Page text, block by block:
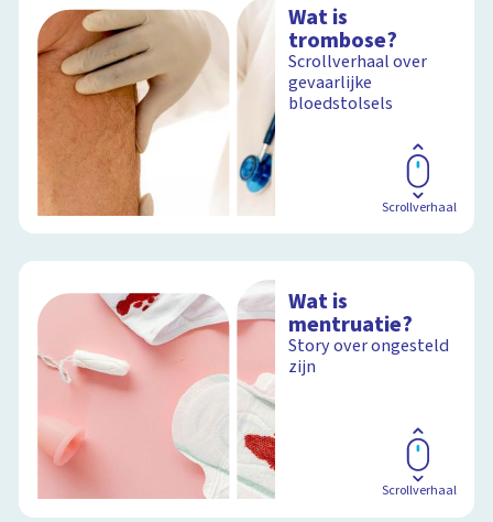
schoolplaat langs je
organen
Wat is
trombose?
Scrollverhaal over
gevaarlijke
bloedstolsels
Scrollverhaal
Wat is
mentruatie?
Story over ongesteld
zijn
Scrollverhaal